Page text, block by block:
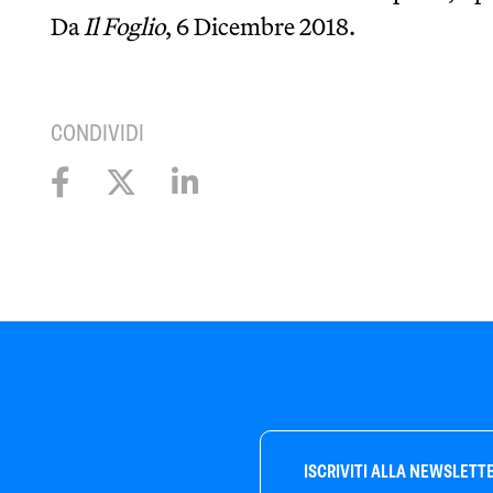
DaIl Foglio, 6 Dicembre 2018.
CONDIVIDI
ISCRIVITI ALLA